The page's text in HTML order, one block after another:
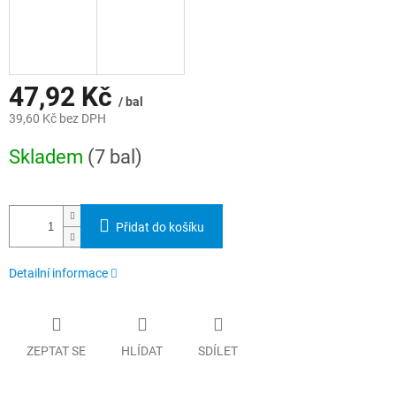
47,92 Kč / bal
39,60 Kč bez DPH
cena:
Skladem (7 bal)
Přidat do košíku
Detailní informace
ZEPTAT SE HLÍDAT SDÍLET